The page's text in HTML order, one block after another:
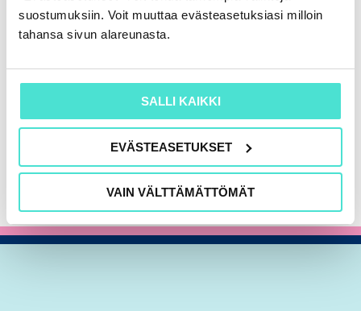
suostumuksiin. Voit muuttaa evästeasetuksiasi milloin
tahansa sivun alareunasta.
SALLI KAIKKI
EVÄSTEASETUKSET
VAIN VÄLTTÄMÄTTÖMÄT
KAIKKI KIRJAT